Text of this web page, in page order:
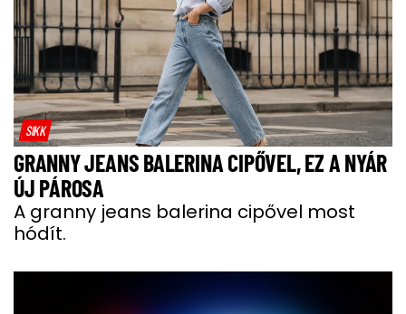
SIKK
GRANNY JEANS BALERINA CIPŐVEL, EZ A NYÁR
ÚJ PÁROSA
A granny jeans balerina cipővel most
hódít.